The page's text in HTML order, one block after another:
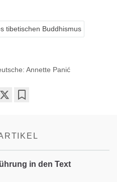
tibetischen Buddhismus
Annette Panić
in den Text